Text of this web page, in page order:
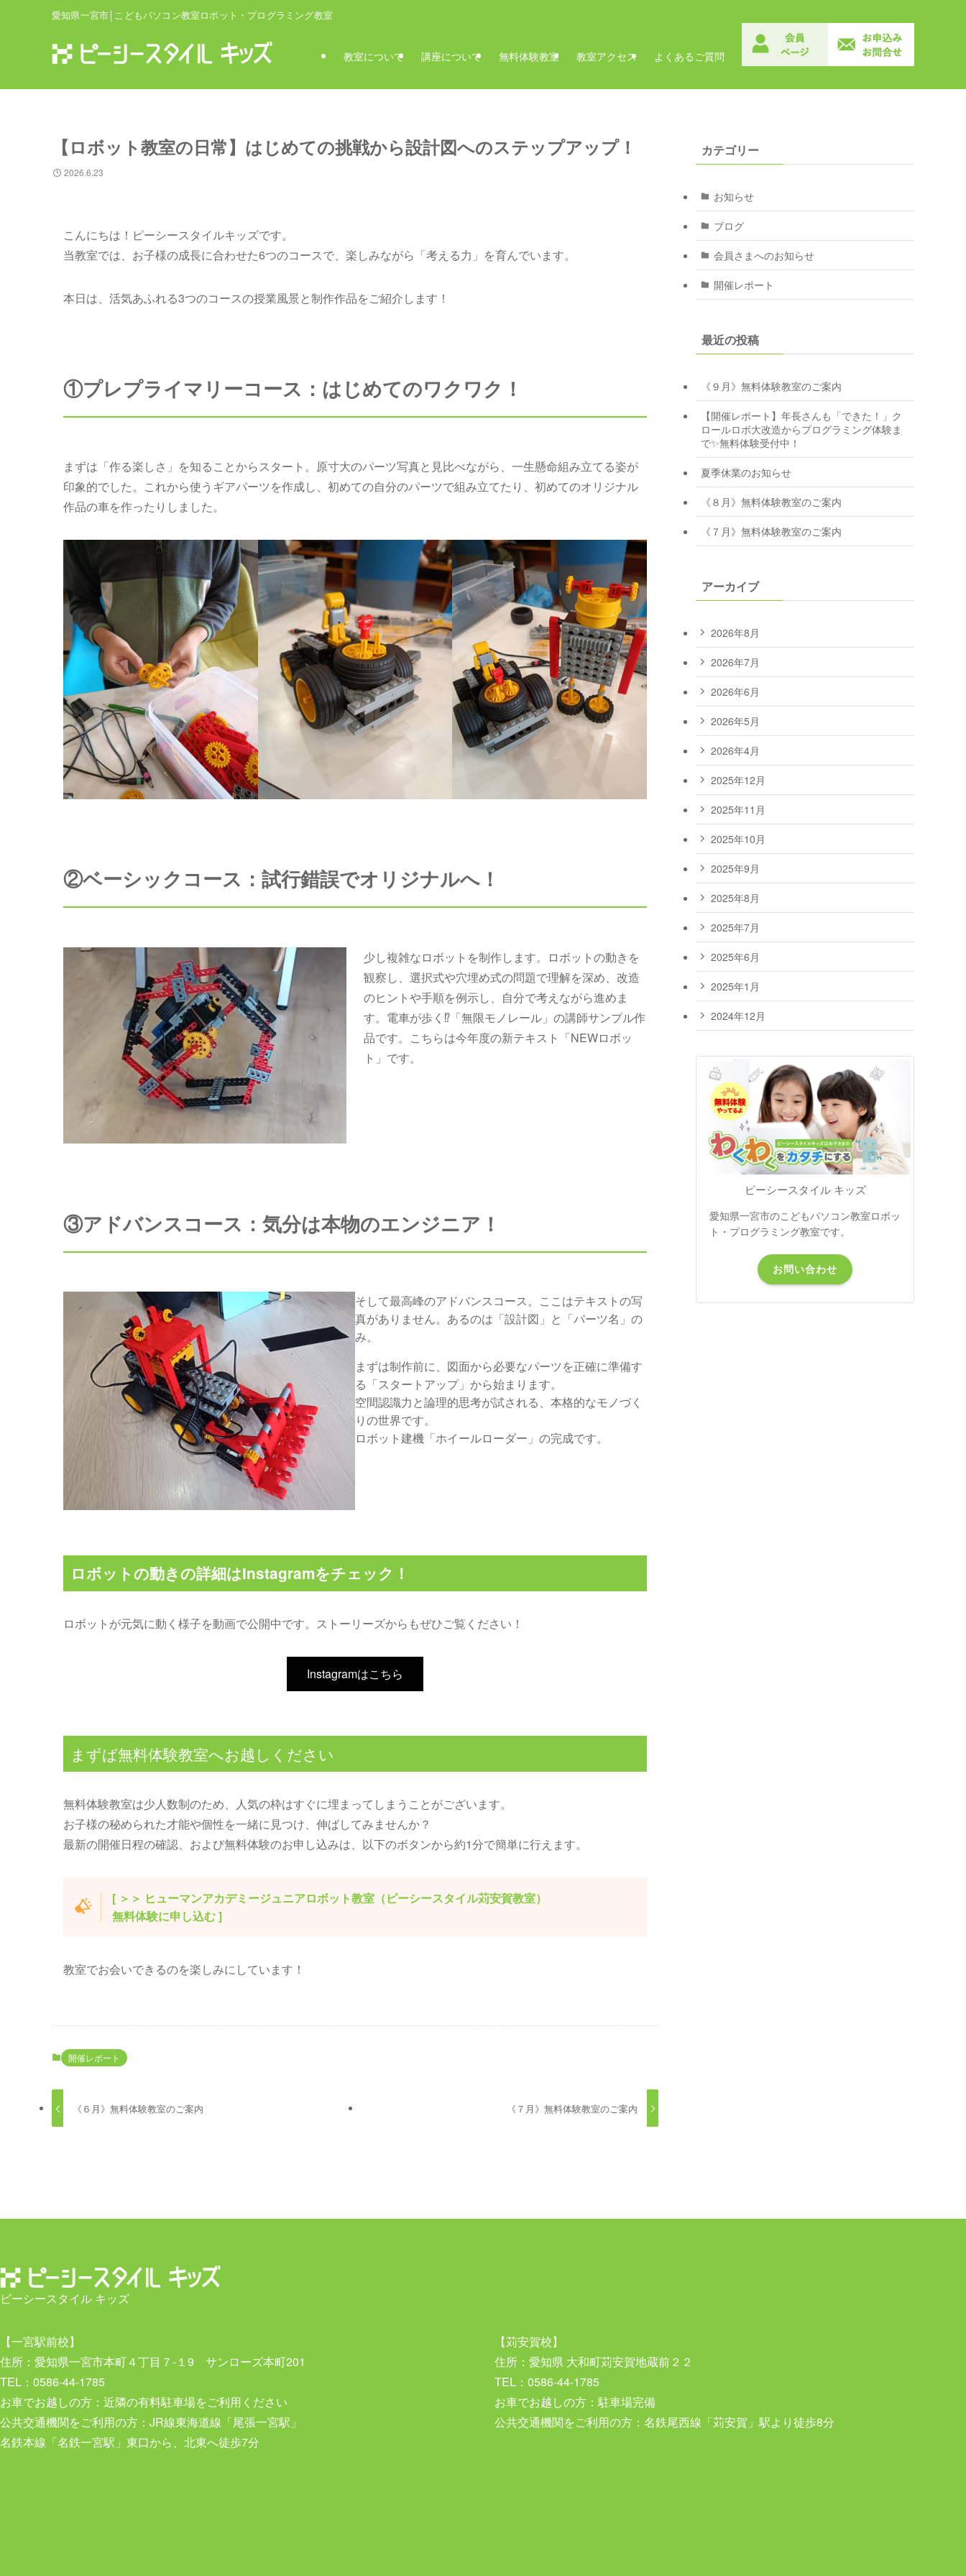
愛知県一宮市│こどもパソコン教室ロボット・プログラミング教室
教室について 講座について 無料体験教室 教室アクセス よくあるご質問
【ロボット教室の日常】はじめての挑戦から設計図へのステップアップ！
2026.6.23
こんにちは！ピーシースタイルキッズです。
当教室では、お子様の成長に合わせた6つのコースで、楽しみながら「考える力」を育んでいます。
本日は、活気あふれる3つのコースの授業風景と制作作品をご紹介します！
①プレプライマリーコース：はじめてのワクワク！
まずは「作る楽しさ」を知ることからスタート。原寸大のパーツ写真と見比べながら、一生懸命組み立てる姿が
印象的でした。これから使うギアパーツを作成し、初めての自分のパーツで組み立てたり、初めてのオリジナル
作品の車を作ったりしました。
②ベーシックコース：試行錯誤でオリジナルへ！
少し複雑なロボットを制作します。ロボットの動きを
観察し、選択式や穴埋め式の問題で理解を深め、改造
のヒントや手順を例示し、自分で考えながら進めま
す。電車が歩く⁉「無限モノレール」の講師サンプル作
品です。こちらは今年度の新テキスト「NEWロボッ
ト」です。
③アドバンスコース：気分は本物のエンジニア！
そして最高峰のアドバンスコース。ここはテキストの写
真がありません。あるのは「設計図」と「パーツ名」の
み。
まずは制作前に、図面から必要なパーツを正確に準備す
る「スタートアップ」から始まります。
空間認識力と論理的思考が試される、本格的なモノづく
りの世界です。
ロボット建機「ホイールローダー」の完成です。
ロボットの動きの詳細はInstagramをチェック！
ロボットが元気に動く様子を動画で公開中です。ストーリーズからもぜひご覧ください！
Instagramはこちら
まずば無料体験教室へお越しください
無料体験教室は少人数制のため、人気の枠はすぐに埋まってしまうことがございます。
お子様の秘められた才能や個性を一緒に見つけ、伸ばしてみませんか？
最新の開催日程の確認、および無料体験のお申し込みは、以下のボタンから約1分で簡単に行えます。
[ ＞＞ ヒューマンアカデミージュニアロボット教室（ピーシースタイル苅安賀教室）
無料体験に申し込む ]
教室でお会いできるのを楽しみにしています！
開催レポート
《６月》無料体験教室のご案内 《７月》無料体験教室のご案内
カテゴリー
お知らせ
ブログ
会員さまへのお知らせ
開催レポート
最近の投稿
《９月》無料体験教室のご案内
【開催レポート】年長さんも「できた！」ク
ロールロボ大改造からプログラミング体験ま
で✨無料体験受付中！
夏季休業のお知らせ
《８月》無料体験教室のご案内
《７月》無料体験教室のご案内
アーカイブ
2026年8月
2026年7月
2026年6月
2026年5月
2026年4月
2025年12月
2025年11月
2025年10月
2025年9月
2025年8月
2025年7月
2025年6月
2025年1月
2024年12月
ピーシースタイル キッズ
愛知県一宮市のこどもパソコン教室ロボッ
ト・プログラミング教室です。
お問い合わせ
ピーシースタイル キッズ
【一宮駅前校】
住所：愛知県一宮市本町４丁目７-１9 サンローズ本町201
TEL：0586-44-1785
お車でお越しの方：近隣の有料駐車場をご利用ください
公共交通機関をご利用の方：JR線東海道線「尾張一宮駅」
名鉄本線「名鉄一宮駅」東口から、北東へ徒歩7分
【苅安賀校】
住所：愛知県 大和町苅安賀地蔵前２２
TEL：0586-44-1785
お車でお越しの方：駐車場完備
公共交通機関をご利用の方：名鉄尾西線「苅安賀」駅より徒歩8分